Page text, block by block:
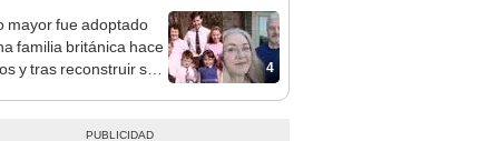
por 2 horas
4
mayor fue adoptado
familia británica hace
y tras reconstruir sus
una aguja en un